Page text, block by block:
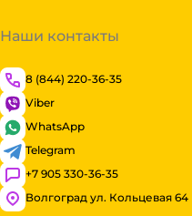
Наши контакты
8 (844) 220-36-35
Viber
WhatsApp
Telegram
+7 905 330-36-35
Волгоград ул. Кольцевая 64